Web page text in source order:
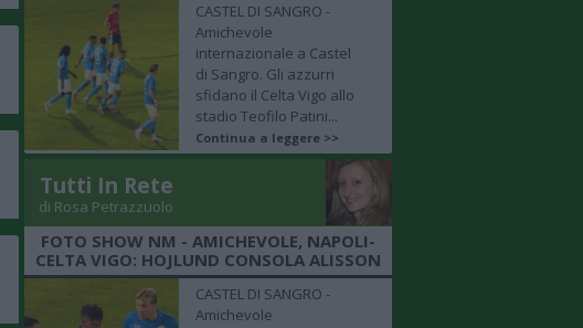
CASTEL DI SANGRO -
Amichevole
internazionale a Castel
di Sangro. Gli azzurri
sfidano il Celta Vigo allo
stadio Teofilo Patini...
Continua a leggere >>
Tutti In Rete
di Rosa Petrazzuolo
FOTO SHOW NM - AMICHEVOLE, NAPOLI-
CELTA VIGO: HOJLUND CONSOLA ALISSON
CASTEL DI SANGRO -
Amichevole